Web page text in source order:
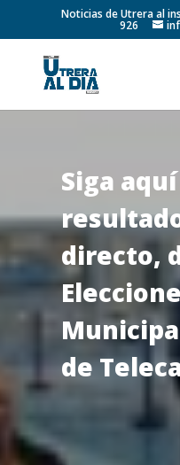
Noticias de Utrera al
926
Siga
directo,
de